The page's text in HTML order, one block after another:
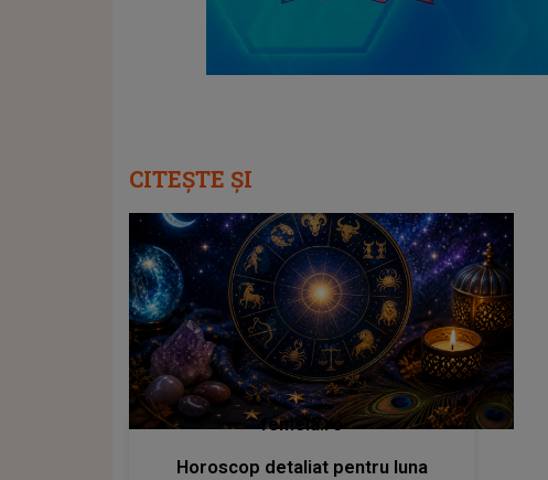
CITEȘTE ȘI
femeia.ro
Horoscop detaliat pentru luna